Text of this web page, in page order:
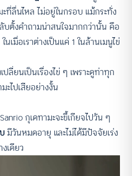
ที่ลื่นไหล ไม่อยู่ในกรอบ แม้กระทั่ง
บตั้งคำถามน่าสนใจมากกว่านั้น คือ
นเมื่อเราต่างเป็นแค่ 1 ในล้านเมนูไข่
ลี่ยนเป็นเรื่องไข่ ๆ เพราะดูท่าทุก
ะไปเสียอย่างงั้น
กุเดทามะจะขี้เกียจไปวัน ๆ
มีวันหมดอายุ และไม่ได้มีปัจจัยเร่ง
เดียว